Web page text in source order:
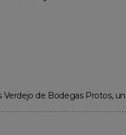
de Bodegas Protos,